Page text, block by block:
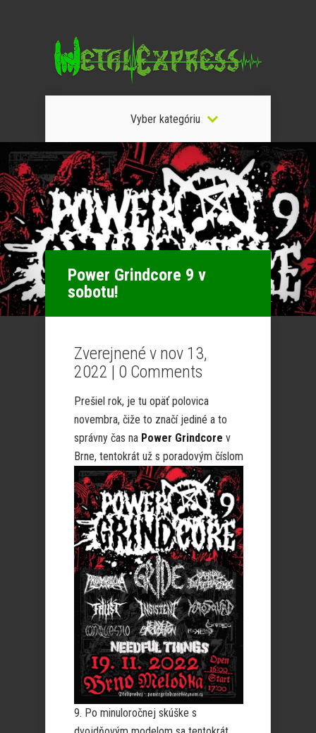
Vyber kategóriu
Power Grindcore 9 v
sobotu!
Zverejnené v nov 13,
2022 | 0 Comments
Prešiel rok, je tu opäť polovica
novembra, čiže to značí jediné a to
správny čas na Power Grindcore v
Brne, tentokrát už s poradovým číslom
9. Po minuloročnej skúške s